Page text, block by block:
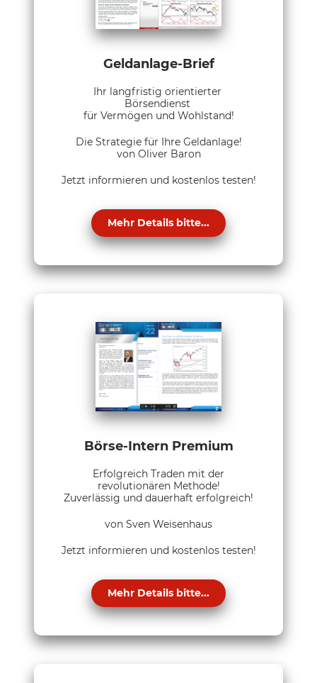
Geldanlage-Brief
Ihr langfristig orientierter
Börsendienst
für Vermögen und Wohlstand!
Die Strategie für Ihre Geldanlage!
von Oliver Baron
Jetzt informieren und kostenlos testen!
Mehr Details bitte...
Börse-Intern Premium
Erfolgreich Traden mit der
revolutionären Methode!
Zuverlässig und dauerhaft erfolgreich!
von Sven Weisenhaus
Jetzt informieren und kostenlos testen!
Mehr Details bitte...